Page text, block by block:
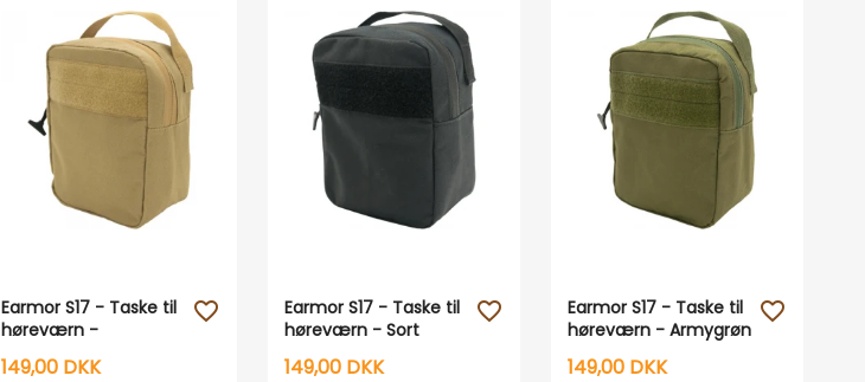
Earmor S17 - Taske til
høreværn -
Sandfarvet
149,00 DKK
favorite_outline
Earmor S17 - Taske til
høreværn - Sort
149,00 DKK
favorite_outline
Earmor S17 - Taske til
høreværn - Armygrøn
149,00 DKK
favorite_outline